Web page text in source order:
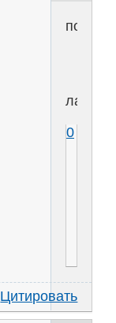
0
Цитировать